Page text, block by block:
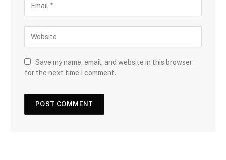
Save my name, email, and website in this browser
for the next time I comment.